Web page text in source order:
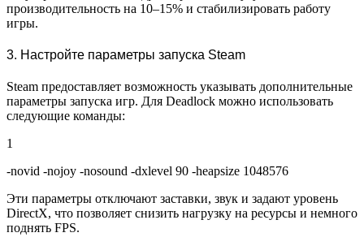
производительность на 10–15% и стабилизировать работу
игры.
3. Настройте параметры запуска Steam
Steam предоставляет возможность указывать дополнительные
параметры запуска игр. Для Deadlock можно использовать
следующие команды:
1
-novid -nojoy -nosound -dxlevel 90 -heapsize 1048576
Эти параметры отключают заставки, звук и задают уровень
DirectX, что позволяет снизить нагрузку на ресурсы и немного
поднять FPS.